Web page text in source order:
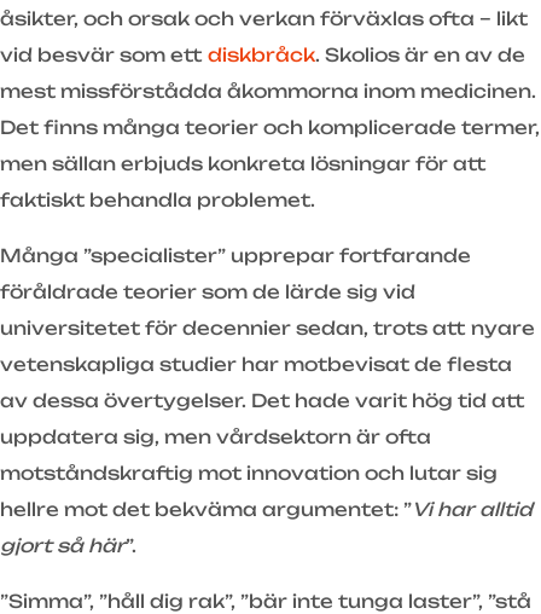
åsikter, och orsak och verkan förväxlas ofta – likt
vid besvär som ett diskbråck. Skolios är en av de
mest missförstådda åkommorna inom medicinen.
Det finns många teorier och komplicerade termer,
men sällan erbjuds konkreta lösningar för att
faktiskt behandla problemet.
Många ”specialister” upprepar fortfarande
föråldrade teorier som de lärde sig vid
universitetet för decennier sedan, trots att nyare
vetenskapliga studier har motbevisat de flesta
av dessa övertygelser. Det hade varit hög tid att
uppdatera sig, men vårdsektorn är ofta
motståndskraftig mot innovation och lutar sig
hellre mot det bekväma argumentet: ”Vi har alltid
gjort så här”.
”Simma”, ”håll dig rak”, ”bär inte tunga laster”, ”stå